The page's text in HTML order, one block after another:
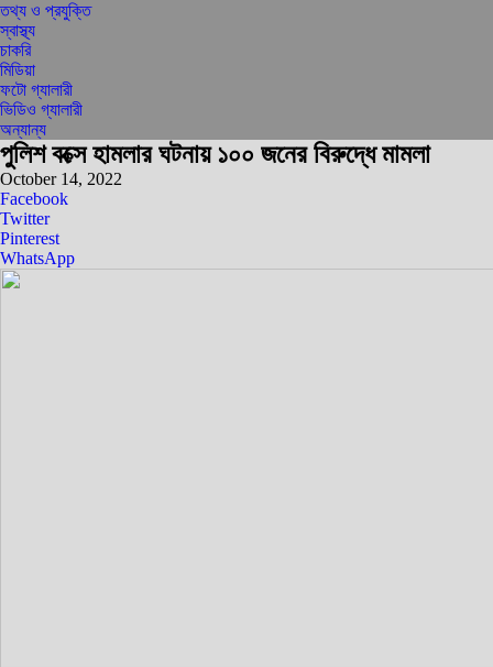
তথ্য ও প্রযুক্তি
স্বাস্থ্য
চাকরি
মিডিয়া
ফটো গ্যালারী
ভিডিও গ্যালারী
অন্যান্য
পুলিশ বক্সে হামলার ঘটনায় ১০০ জনের বিরুদ্ধে মামলা
October 14, 2022
Facebook
Twitter
Pinterest
WhatsApp